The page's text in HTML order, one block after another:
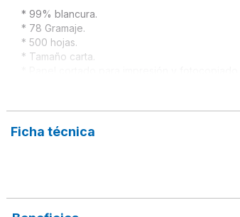
* 99% blancura.
* 78 Gramaje.
* 500 hojas.
* Tamaño carta.
* Fabricado con tecnología sustentable para
Ficha técnica